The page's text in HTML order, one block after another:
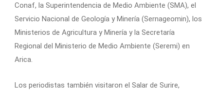
Conaf, la Superintendencia de Medio Ambiente (SMA), el
Servicio Nacional de Geología y Minería (Sernageomin), los
Ministerios de Agricultura y Minería y la Secretaría
Regional del Ministerio de Medio Ambiente (Seremi) en
Arica.
Los periodistas también visitaron el Salar de Surire,